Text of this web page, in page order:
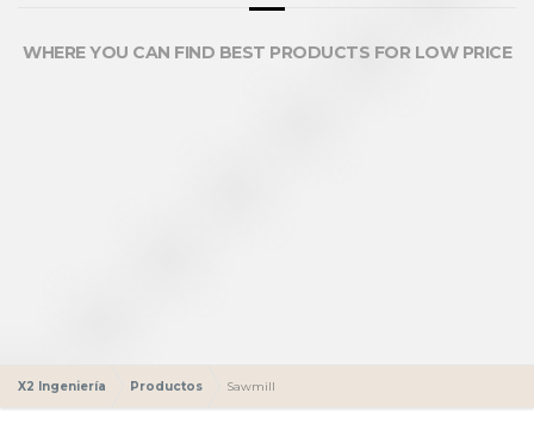
WHERE YOU CAN FIND BEST PRODUCTS FOR LOW PRICE
X2 Ingeniería Productos Sawmill